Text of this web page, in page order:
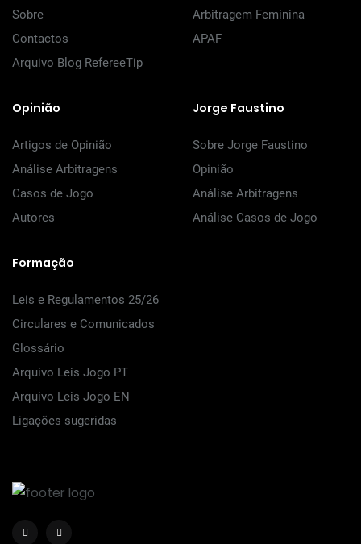
Sobre
Contactos
Arquivo Blog RefereeTip
Arbitragem Feminina
APAF
Opinião
Artigos de Opinião
Análise Arbitragens
Casos de Jogo
Autores
Jorge Faustino
Sobre Jorge Faustino
Opinião
Análise Arbitragens
Análise Casos de Jogo
Formação
Leis e Regulamentos 25/26
Circulares e Comunicados
Glossário
Arquivo Leis Jogo PT
Arquivo Leis Jogo EN
Ligações sugeridas